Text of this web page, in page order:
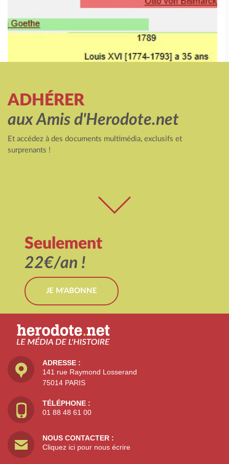
ADHÉRER
aux Amis d'Herodote.net
Et accédez à des documents multimédia, exclusifs et
surprenants !
Seulement
22€/an !
JE M'ABONNE
ADRESSE :
141 rue Raymond Losserand
75014 PARIS
TÉLÉPHONE :
01 88 48 61 00
NOUS CONTACTER :
Cliquez ici pour nous écrire